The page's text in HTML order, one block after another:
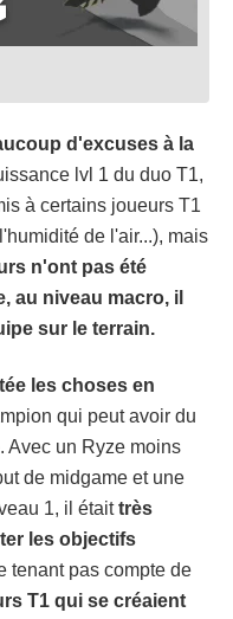
d'excuses à la
lvl 1 du duo T1,
à certains joueurs T1
de l'air...), mais
n'ont pas été
au niveau macro, il
sur le terrain.
les choses en
qui peut avoir du
Avec un Ryze moins
de midgame et une
1, il étaittrès
les objectifs
tenant pas compte de
T1 qui se créaient